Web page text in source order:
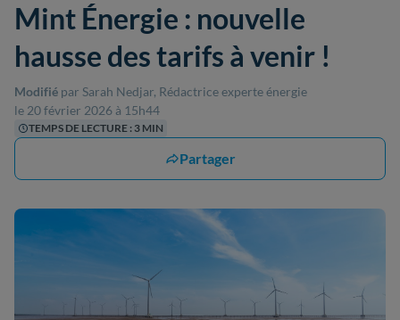
Mint Énergie : nouvelle
hausse des tarifs à venir !
Modifié par Sarah Nedjar, Rédactrice experte énergie
le 20 février 2026 à 15h44
TEMPS DE LECTURE : 3 MIN
Partager